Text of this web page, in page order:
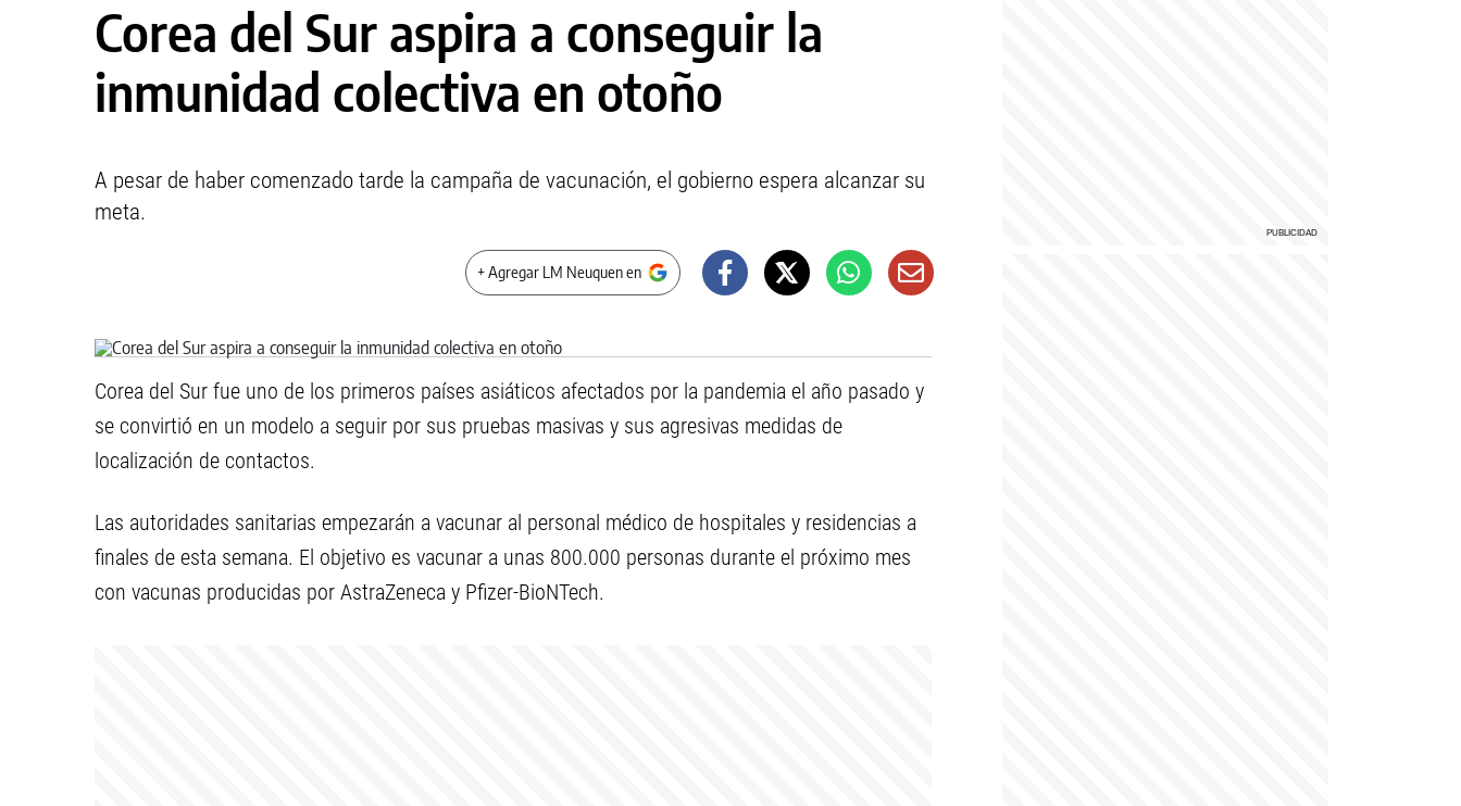
Corea del Sur aspira a conseguir la
inmunidad colectiva en otoño
A pesar de haber comenzado tarde la campaña de vacunación, el gobierno espera alcanzar su
meta.
+ Agregar LM Neuquen en
Corea del Sur fue uno de los primeros países asiáticos afectados por la pandemia el año pasado y
se convirtió en un modelo a seguir por sus pruebas masivas y sus agresivas medidas de
localización de contactos.
Las autoridades sanitarias empezarán a vacunar al personal médico de hospitales y residencias a
finales de esta semana. El objetivo es vacunar a unas 800.000 personas durante el próximo mes
con vacunas producidas por AstraZeneca y Pfizer-BioNTech.